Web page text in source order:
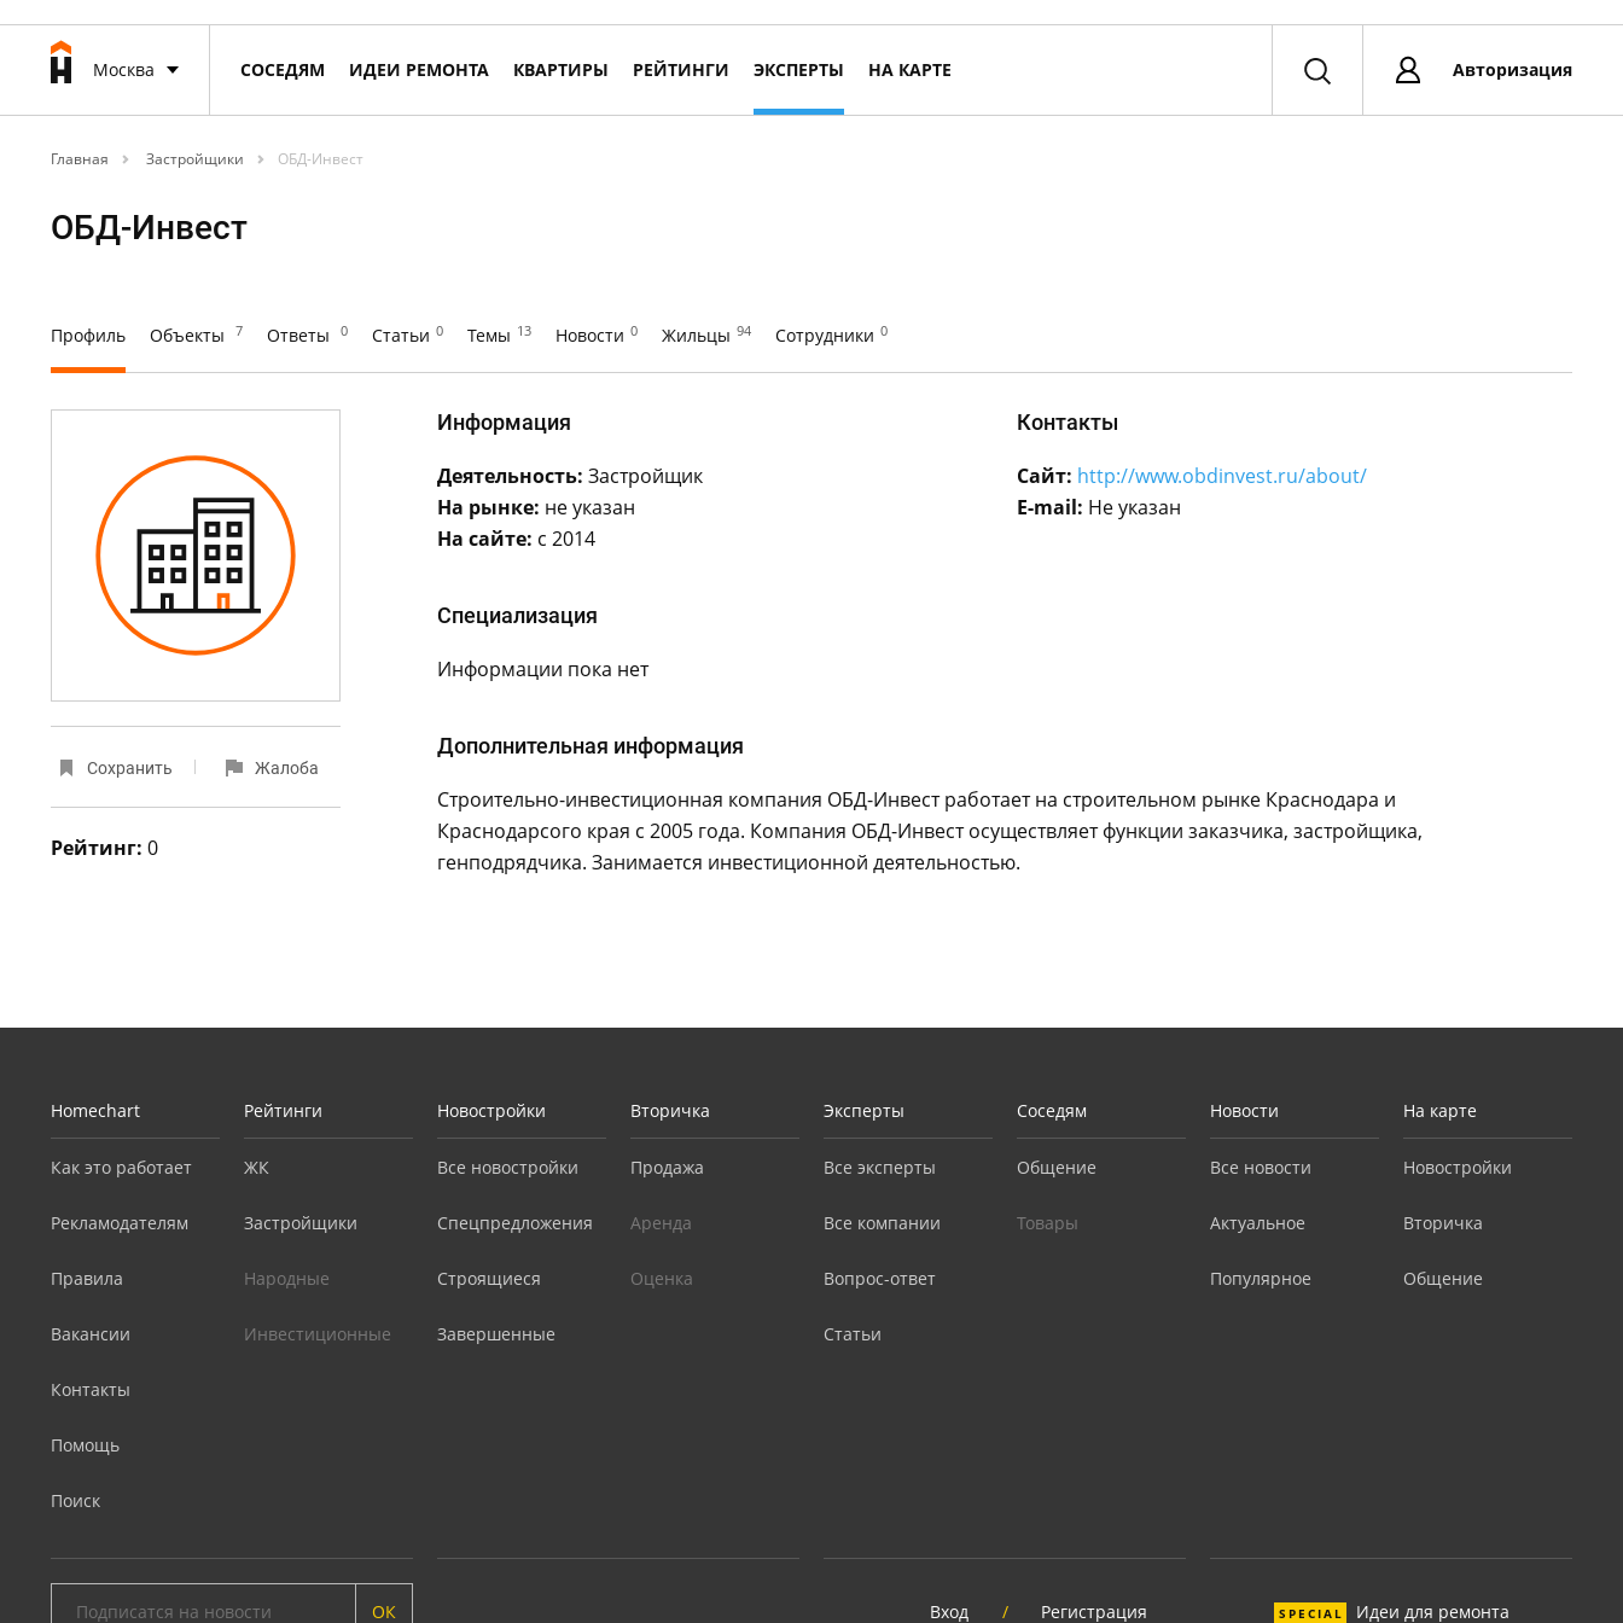
Москва СОСЕДЯМ ИДЕИ РЕМОНТА КВАРТИРЫ РЕЙТИНГИ ЭКСПЕРТЫ НА КАРТЕ Авторизация
Главная Застройщики ОБД-Инвест
ОБД-Инвест
Профиль Объекты 7 Ответы 0 Статьи 0 Темы 13 Новости 0 Жильцы 94 Сотрудники 0
Сохранить Жалоба
Рейтинг: 0
Информация
Деятельность: Застройщик
На рынке: не указан
На сайте: с 2014
Контакты
Сайт: http://www.obdinvest.ru/about/
E-mail: Не указан
Специализация
Информации пока нет
Дополнительная информация
Строительно-инвестиционная компания ОБД-Инвест работает на строительном рынке Краснодара и
Краснодарсого края с 2005 года. Компания ОБД-Инвест осуществляет функции заказчика, застройщика,
генподрядчика. Занимается инвестиционной деятельностью.
Homechart
Как это работает
Рекламодателям
Правила
Вакансии
Контакты
Помощь
Поиск
Рейтинги
ЖК
Застройщики
Народные
Инвестиционные
Новостройки
Все новостройки
Спецпредложения
Строящиеся
Завершенные
Вторичка
Продажа
Аренда
Оценка
Эксперты
Все эксперты
Все компании
Вопрос-ответ
Статьи
Соседям
Общение
Товары
Новости
Все новости
Актуальное
Популярное
На карте
Новостройки
Вторичка
Общение
ОК Вход / Регистрация SPECIAL Идеи для ремонта